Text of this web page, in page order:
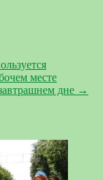
месте
дне →